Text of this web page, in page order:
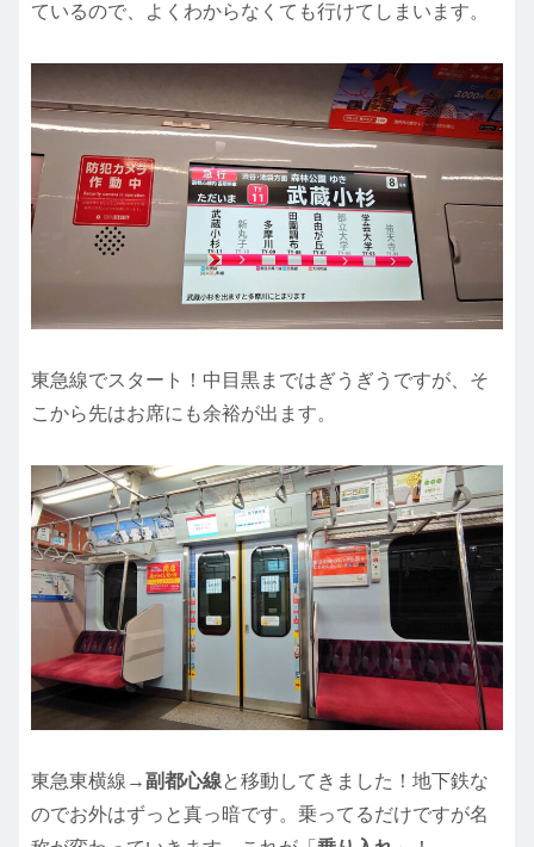
ているので、よくわからなくても行けてしまいます。
東急線でスタート！中目黒まではぎうぎうですが、そ
こから先はお席にも余裕が出ます。
東急東横線→副都心線と移動してきました！地下鉄な
のでお外はずっと真っ暗です。乗ってるだけですが名